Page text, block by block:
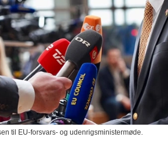
til EU-forsvars- og udenrigsministermøde.